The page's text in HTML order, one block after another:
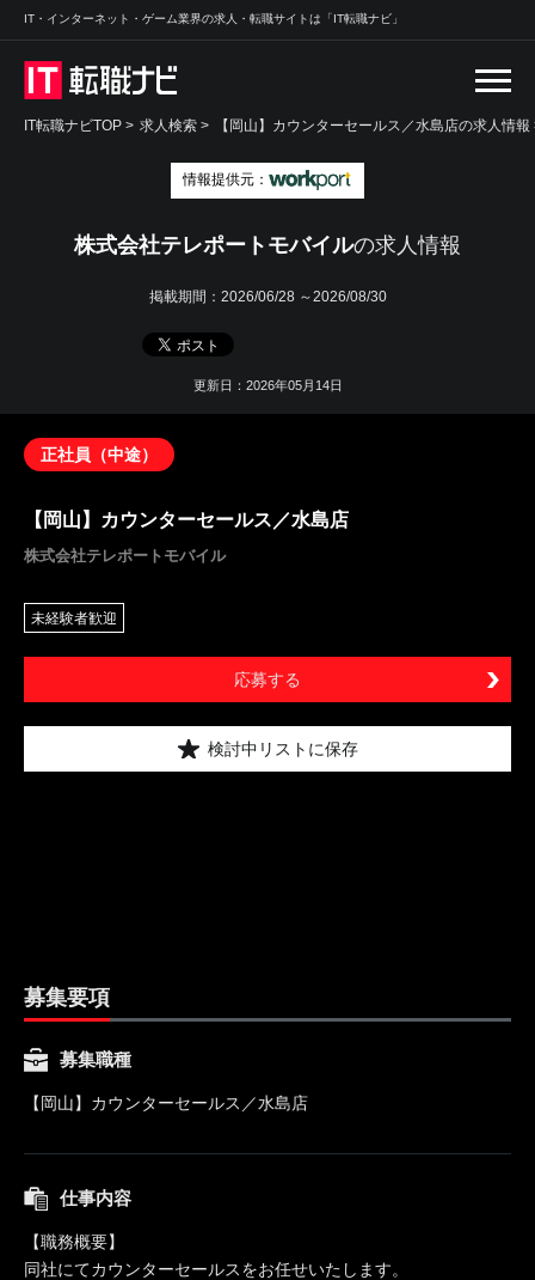
IT・インターネット・ゲーム業界の求人・転職サイトは「IT転職ナビ」
IT転職ナビTOP > 求人検索 > 【岡山】カウンターセールス／水島店の求人情報
情報提供元：
株式会社テレポートモバイルの求人情報
掲載期間： 2026/06/28 ～2026/08/30
更新日：2026年05月14日
正社員（中途）
【岡山】カウンターセールス／水島店
株式会社テレポートモバイル
未経験者歓迎
応募する
検討中リストに保存
募集要項
募集職種
【岡山】カウンターセールス／水島店
仕事内容
【職務概要】
同社にてカウンターセールスをお任せいたします。